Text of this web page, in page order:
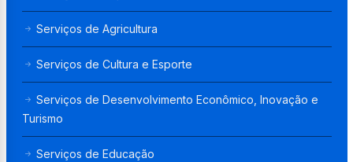
Serviços de Agricultura
Serviços de Cultura e Esporte
Serviços de Desenvolvimento Econômico, Inovação e
Turismo
Serviços de Educação